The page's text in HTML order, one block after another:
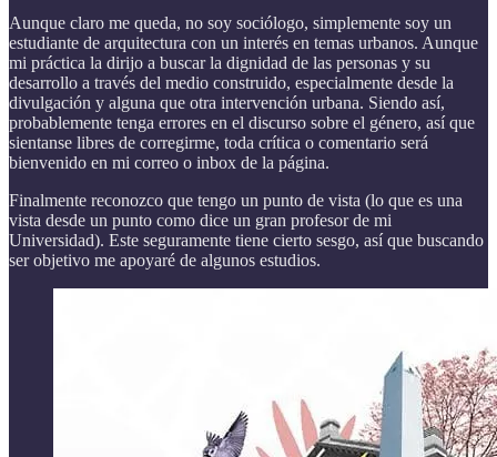
Aunque claro me queda, no soy sociólogo, simplemente soy un
estudiante de arquitectura con un interés en temas urbanos. Aunque
mi práctica la dirijo a buscar la dignidad de las personas y su
desarrollo a través del medio construido, especialmente desde la
divulgación y alguna que otra intervención urbana. Siendo así,
probablemente tenga errores en el discurso sobre el género, así que
sientanse libres de corregirme, toda crítica o comentario será
bienvenido en mi correo o inbox de la página.
Finalmente reconozco que tengo un punto de vista (lo que es una
vista desde un punto como dice un gran profesor de mi
Universidad). Este seguramente tiene cierto sesgo, así que buscando
ser objetivo me apoyaré de algunos estudios.